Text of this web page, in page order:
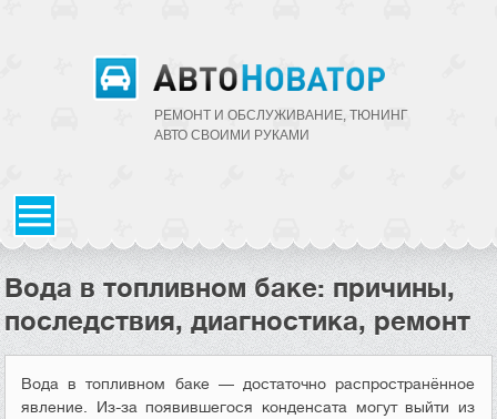
РЕМОНТ И ОБСЛУЖИВАНИЕ, ТЮНИНГ
АВТО CВОИМИ РУКАМИ
Вода в топливном баке: причины,
последствия, диагностика, ремонт
Вода в топливном баке — достаточно распространённое
явление. Из-за появившегося конденсата могут выйти из